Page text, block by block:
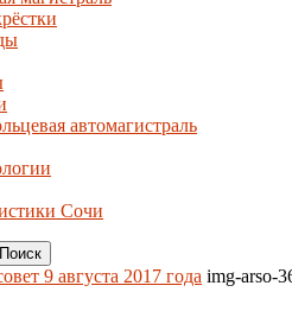
автомагистраль
Сочи
9 августа 2017 года img-arso-